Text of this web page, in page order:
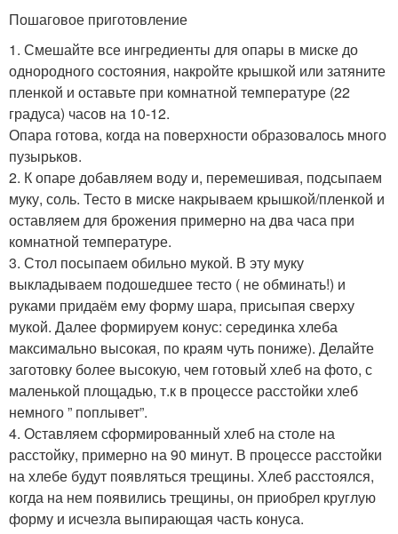
Пошаговое приготовление
1. Смешайте все ингредиенты для опары в миске до
однородного состояния, накройте крышкой или затяните
пленкой и оставьте при комнатной температуре (22
градуса) часов на 10-12.
Опара готова, когда на поверхности образовалось много
пузырьков.
2. К опаре добавляем воду и, перемешивая, подсыпаем
муку, соль. Тесто в миске накрываем крышкой/пленкой и
оставляем для брожения примерно на два часа при
комнатной температуре.
3. Стол посыпаем обильно мукой. В эту муку
выкладываем подошедшее тесто ( не обминать!) и
руками придаём ему форму шара, присыпая сверху
мукой. Далее формируем конус: серединка хлеба
максимально высокая, по краям чуть пониже). Делайте
заготовку более высокую, чем готовый хлеб на фото, с
маленькой площадью, т.к в процессе расстойки хлеб
немного ” поплывет”.
4. Оставляем сформированный хлеб на столе на
расстойку, примерно на 90 минут. В процессе расстойки
на хлебе будут появляться трещины. Хлеб расстоялся,
когда на нем появились трещины, он приобрел круглую
форму и исчезла выпирающая часть конуса.